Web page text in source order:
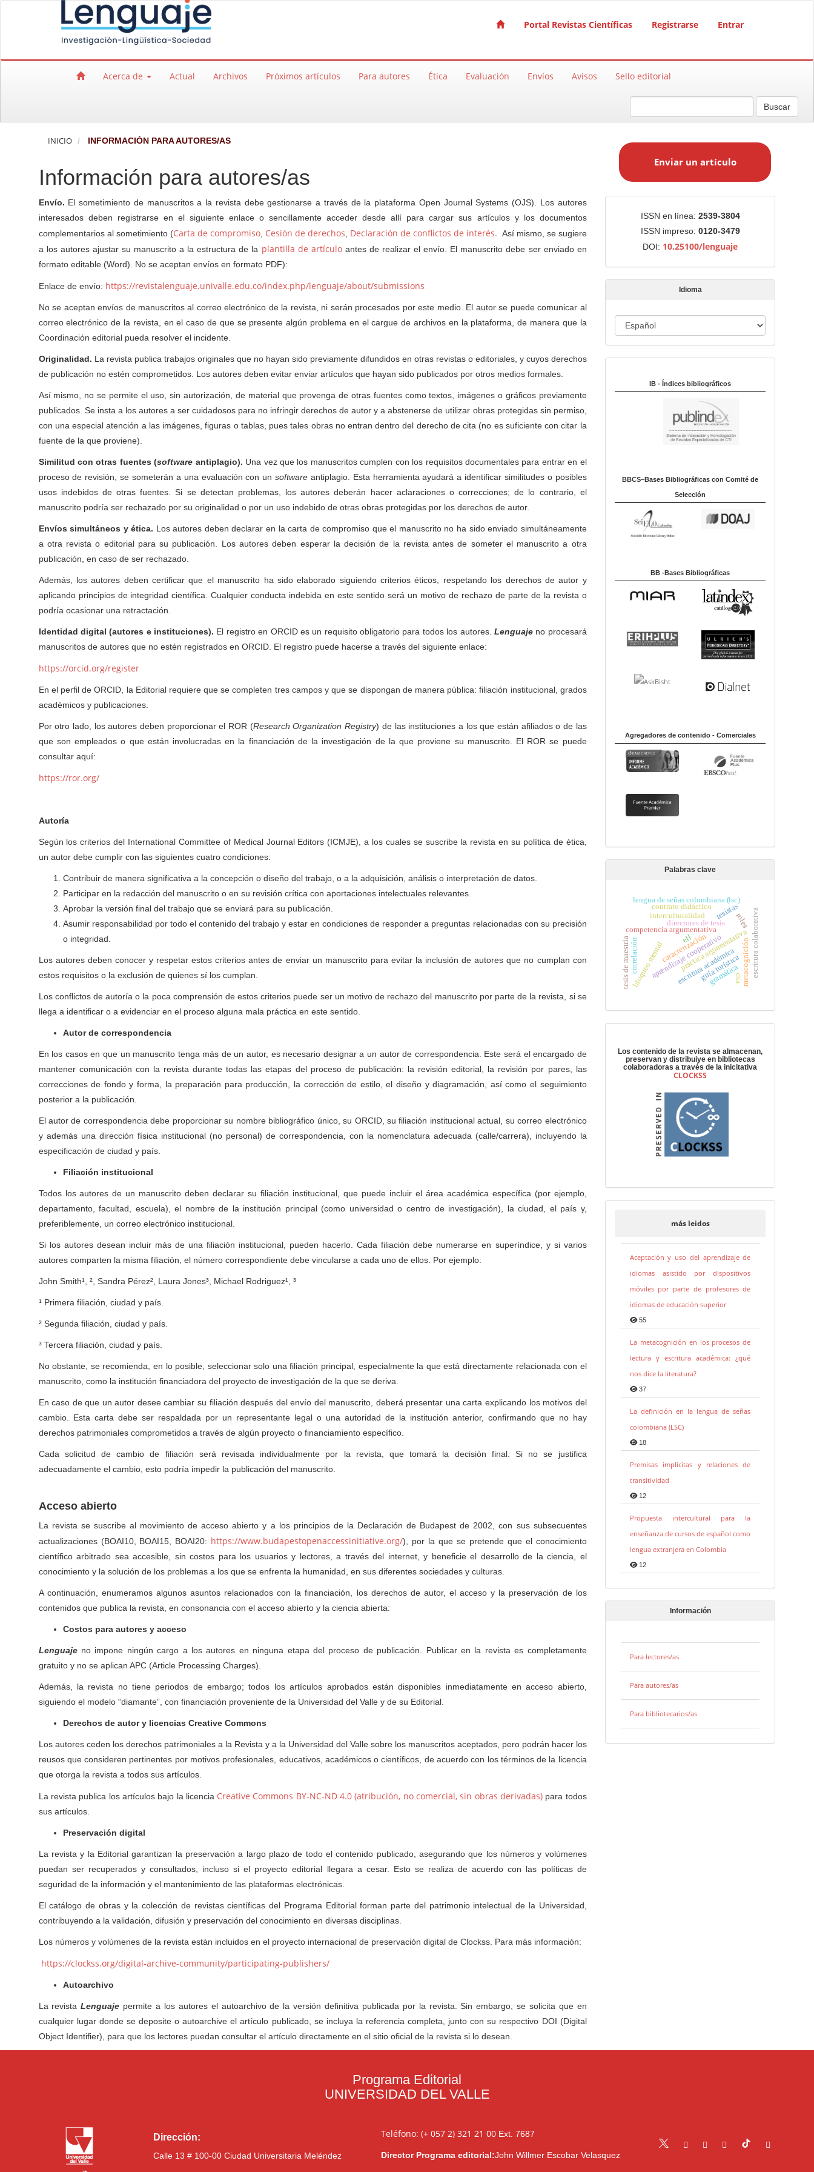
Salto rápido al contenido de la página
Navegación principal
Contenido principal
Portal Revistas Científicas Registrarse Entrar
Acerca de Actual Archivos Próximos artículos Para autores Ética Evaluación Envíos Avisos Sello editorial
Buscar
INICIO INFORMACIÓN PARA AUTORES/AS
Información para autores/as
Envío. El sometimiento de manuscritos a la revista debe gestionarse a través de la plataforma Open Journal Systems (OJS). Los autores
interesados deben registrarse en el siguiente enlace o sencillamente acceder desde allí para cargar sus artículos y los documentos
complementarios al sometimiento (Carta de compromiso, Cesión de derechos Declaración de conflictos de interés. Así mismo, se sugiere
a los autores ajustar su manuscrito a la estructura de la plantilla de artículoantes de realizar el envío. El manuscrito debe ser enviado en
formato editable (Word). No se aceptan envíos en formato PDF):
Enlace de envío: https://revistalenguaje.univalle.edu.co/index.php/lenguaje/about/submissions
No se aceptan envíos de manuscritos al correo electrónico de la revista, ni serán procesados por este medio. El autor se puede comunicar al
correo electrónico de la revista, en el caso de que se presente algún problema en el cargue de archivos en la plataforma, de manera que la
Coordinación editorial pueda resolver el incidente.
Originalidad. La revista publica trabajos originales que no hayan sido previamente difundidos en otras revistas o editoriales, y cuyos derechos
de publicación no estén comprometidos. Los autores deben evitar enviar artículos que hayan sido publicados por otros medios formales.
Así mismo, no se permite el uso, sin autorización, de material que provenga de otras fuentes como textos, imágenes o gráficos previamente
publicados. Se insta a los autores a ser cuidadosos para no infringir derechos de autor y a abstenerse de utilizar obras protegidas sin permiso,
con una especial atención a las imágenes, figuras o tablas, pues tales obras no entran dentro del derecho de cita (no es suficiente con citar la
fuente de la que proviene).
Similitud con otras fuentes (software antiplagio). Una vez que los manuscritos cumplen con los requisitos documentales para entrar en el
proceso de revisión, se someterán a una evaluación con unsoftware antiplagio. Esta herramienta ayudará a identificar similitudes o posibles
usos indebidos de otras fuentes. Si se detectan problemas, los autores deberán hacer aclaraciones o correcciones; de lo contrario, el
manuscrito podría ser rechazado por su originalidad o por un uso indebido de otras obras protegidas por los derechos de autor.
Envíos simultáneos y ética. Los autores deben declarar en la carta de compromiso que el manuscrito no ha sido enviado simultáneamente
a otra revista o editorial para su publicación. Los autores deben esperar la decisión de la revista antes de someter el manuscrito a otra
publicación, en caso de ser rechazado.
Además, los autores deben certificar que el manuscrito ha sido elaborado siguiendo criterios éticos, respetando los derechos de autor y
aplicando principios de integridad científica. Cualquier conducta indebida en este sentido será un motivo de rechazo de parte de la revista o
podría ocasionar una retractación.
Identidad digital (autores e instituciones). El registro en ORCID es un requisito obligatorio para todos los autores. Lenguajeno procesará
manuscritos de autores que no estén registrados en ORCID. El registro puede hacerse a través del siguiente enlace:
https://orcid.org/register
En el perfil de ORCID, la Editorial requiere que se completen tres campos y que se dispongan de manera pública: filiación institucional, grados
académicos y publicaciones.
Por otro lado, los autores deben proporcionar el ROR (Research Organization Registry) de las instituciones a los que están afiliados o de las
que son empleados o que están involucradas en la financiación de la investigación de la que proviene su manuscrito. El ROR se puede
consultar aquí:
https://ror.org/
Autoría
Según los criterios del International Committee of Medical Journal Editors (ICMJE), a los cuales se suscribe la revista en su política de ética,
un autor debe cumplir con las siguientes cuatro condiciones:
Contribuir de manera significativa a la concepción o diseño del trabajo, o a la adquisición, análisis o interpretación de datos.
Participar en la redacción del manuscrito o en su revisión crítica con aportaciones intelectuales relevantes.
Aprobar la versión final del trabajo que se enviará para su publicación.
Asumir responsabilidad por todo el contenido del trabajo y estar en condiciones de responder a preguntas relacionadas con su precisión
o integridad.
Los autores deben conocer y respetar estos criterios antes de enviar un manuscrito para evitar la inclusión de autores que no cumplan con
estos requisitos o la exclusión de quienes sí los cumplan.
Los conflictos de autoría o la poca comprensión de estos criterios puede ser un motivo de rechazo del manuscrito por parte de la revista, si se
llega a identificar o a evidenciar en el proceso alguna mala práctica en este sentido.
Autor de correspondencia
En los casos en que un manuscrito tenga más de un autor, es necesario designar a un autor de correspondencia. Este será el encargado de
mantener comunicación con la revista durante todas las etapas del proceso de publicación: la revisión editorial, la revisión por pares, las
correcciones de fondo y forma, la preparación para producción, la corrección de estilo, el diseño y diagramación, así como el seguimiento
posterior a la publicación.
El autor de correspondencia debe proporcionar su nombre bibliográfico único, su ORCID, su filiación institucional actual, su correo electrónico
y además una dirección física institucional (no personal) de correspondencia, con la nomenclatura adecuada (calle/carrera), incluyendo la
especificación de ciudad y país.
Filiación institucional
Todos los autores de un manuscrito deben declarar su filiación institucional, que puede incluir el área académica específica (por ejemplo,
departamento, facultad, escuela), el nombre de la institución principal (como universidad o centro de investigación), la ciudad, el país y,
preferiblemente, un correo electrónico institucional.
Si los autores desean incluir más de una filiación institucional, pueden hacerlo. Cada filiación debe numerarse en superíndice, y si varios
autores comparten la misma filiación, el número correspondiente debe vincularse a cada uno de ellos. Por ejemplo:
John Smith¹, ², Sandra Pérez², Laura Jones³, Michael Rodriguez¹, ³
¹ Primera filiación, ciudad y país.
² Segunda filiación, ciudad y país.
³ Tercera filiación, ciudad y país.
No obstante, se recomienda, en lo posible, seleccionar solo una filiación principal, especialmente la que está directamente relacionada con el
manuscrito, como la institución financiadora del proyecto de investigación de la que se deriva.
En caso de que un autor desee cambiar su filiación después del envío del manuscrito, deberá presentar una carta explicando los motivos del
cambio. Esta carta debe ser respaldada por un representante legal o una autoridad de la institución anterior, confirmando que no hay
derechos patrimoniales comprometidos a través de algún proyecto o financiamiento específico.
Cada solicitud de cambio de filiación será revisada individualmente por la revista, que tomará la decisión final. Si no se justifica
adecuadamente el cambio, esto podría impedir la publicación del manuscrito.
Acceso abierto
La revista se suscribe al movimiento de acceso abierto y a los principios de la Declaración de Budapest de 2002, con sus subsecuentes
actualizaciones (BOAI10, BOAI15, BOAI20: https://www.budapestopenaccessinitiative.org/), por la que se pretende que el conocimiento
científico arbitrado sea accesible, sin costos para los usuarios y lectores, a través del internet, y beneficie el desarrollo de la ciencia, el
conocimiento y la solución de los problemas a los que se enfrenta la humanidad, en sus diferentes sociedades y culturas.
A continuación, enumeramos algunos asuntos relacionados con la financiación, los derechos de autor, el acceso y la preservación de los
contenidos que publica la revista, en consonancia con el acceso abierto y la ciencia abierta:
Costos para autores y acceso
Lenguajeno impone ningún cargo a los autores en ninguna etapa del proceso de publicación. Publicar en la revista es completamente
gratuito y no se aplican APC (Article Processing Charges).
Además, la revista no tiene periodos de embargo; todos los artículos aprobados están disponibles inmediatamente en acceso abierto,
siguiendo el modelo “diamante”, con financiación proveniente de la Universidad del Valle y de su Editorial.
Derechos de autor y licencias Creative Commons
Los autores ceden los derechos patrimoniales a la Revista y a la Universidad del Valle sobre los manuscritos aceptados, pero podrán hacer los
reusos que consideren pertinentes por motivos profesionales, educativos, académicos o científicos, de acuerdo con los términos de la licencia
que otorga la revista a todos sus artículos.
La revista publica los artículos bajo la licencia Creative Commons BY-NC-ND 4.0 (atribución, no comercial, sin obras derivadas) para todos
sus artículos.
Preservación digital
La revista y la Editorial garantizan la preservación a largo plazo de todo el contenido publicado, asegurando que los números y volúmenes
puedan ser recuperados y consultados, incluso si el proyecto editorial llegara a cesar. Esto se realiza de acuerdo con las políticas de
seguridad de la información y el mantenimiento de las plataformas electrónicas.
El catálogo de obras y la colección de revistas científicas del Programa Editorial forman parte del patrimonio intelectual de la Universidad,
contribuyendo a la validación, difusión y preservación del conocimiento en diversas disciplinas.
Los números y volúmenes de la revista están incluidos en el proyecto internacional de preservación digital de Clockss. Para más información:
https://clockss.org/digital-archive-community/participating-publishers/
Autoarchivo
La revistaLenguaje permite a los autores el autoarchivo de la versión definitiva publicada por la revista. Sin embargo, se solicita que en
cualquier lugar donde se deposite o autoarchive el artículo publicado, se incluya la referencia completa, junto con su respectivo DOI (Digital
Object Identifier), para que los lectores puedan consultar el artículo directamente en el sitio oficial de la revista si lo desean.
a
r
t
Enviar un artículo
ISSN en línea: 2539-3804
ISSN impreso: 0120-3479
DOI: 10.25100/lenguaje
Idioma
d
m
IB - Índices bibliográficos
BBCS–Bases Bibliográficas con Comité de
Selección
BB -Bases Bibliográficas
Agregadores de contenido - Comerciales
Palabras clave
competencia argumentativa
práctica argumentativaescritura colaborativa
aprendizaje cooperativo metacognición
bloqueo mental escritura académica
tesis de maestría
directores de tesis
tesistas
interculturalidad
lengua de señas colombiana (lsc)
caracterización
guía turística
gramática
correlación
esp
ell
roles
contrato didáctico
Los contenido de la revista se almacenan,
preservan y distribuiye en bibliotecas
colaboradoras a través de la inicitativa
CLOCKSS
más leidos
Aceptación y uso del aprendizaje de
idiomas asistido por dispositivos
móviles por parte de profesores de
idiomas de educación superior
55
La metacognición en los procesos de
lectura y escritura académica: ¿qué
nos dice la literatura?
37
La definición en la lengua de señas
colombiana (LSC)
18
Premisas implícitas y relaciones de
transitividad
12
Propuesta intercultural para la
enseñanza de cursos de español como
lengua extranjera en Colombia
12
Información
Para lectores/as
Para autores/as
Para bibliotecarios/as
Programa Editorial
UNIVERSIDAD DEL VALLE
Dirección:
Calle 13 # 100-00 Ciudad Universitaria Meléndez
Teléfono: (+ 057 2) 321 21 00Ext. 7687
Director Programa editorial:John Willmer Escobar Velasquez